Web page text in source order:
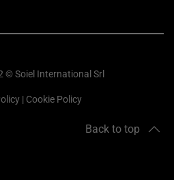
© Soiel International Srl
| Cookie Policy
Back to top